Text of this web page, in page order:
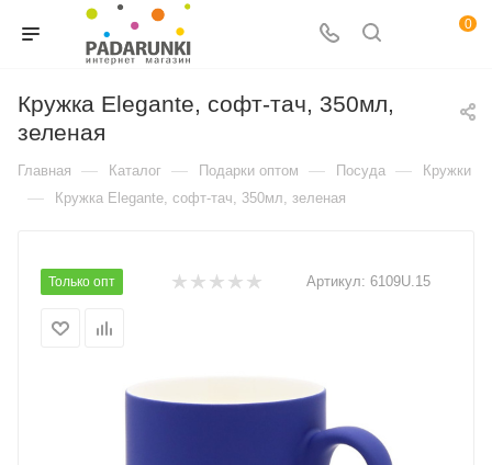
0
Кружка Elegante, софт-тач, 350мл,
зеленая
Главная — Каталог — Подарки оптом — Посуда — Кружки
— Кружка Elegante, софт-тач, 350мл, зеленая
Только опт Артикул: 6109U.15